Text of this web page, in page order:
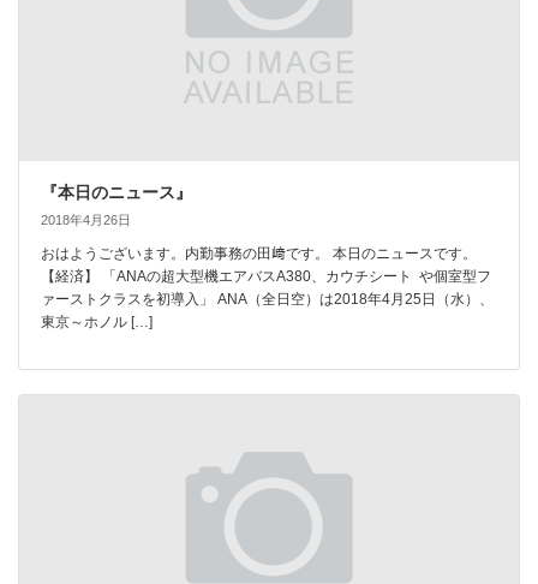
『本日のニュース』
2018年4月26日
おはようございます。内勤事務の田﨑です。 本日のニュースです。
【経済】 「ANAの超大型機エアバスA380、カウチシート や個室型フ
ァーストクラスを初導入」 ANA（全日空）は2018年4月25日（水）、
東京～ホノル […]